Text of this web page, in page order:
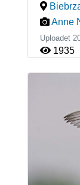
Anne
Uploadet
1935